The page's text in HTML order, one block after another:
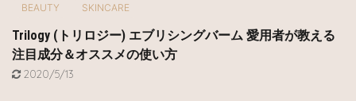
BEAUTY SKINCARE
Trilogy (トリロジー) エブリシングバーム 愛用者が教える
注目成分＆オススメの使い方
2020/5/13